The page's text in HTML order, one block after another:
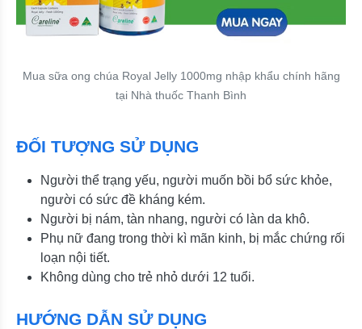
Mua sữa ong chúa Royal Jelly 1000mg nhập khẩu chính hãng
tại Nhà thuốc Thanh Bình
ĐỐI TƯỢNG SỬ DỤNG
Người thể trạng yếu, người muốn bồi bổ sức khỏe,
người có sức đề kháng kém.
Người bị nám, tàn nhang, người có làn da khô.
Phụ nữ đang trong thời kì mãn kinh, bị mắc chứng rối
loạn nội tiết.
Không dùng cho trẻ nhỏ dưới 12 tuổi.
HƯỚNG DẪN SỬ DỤNG